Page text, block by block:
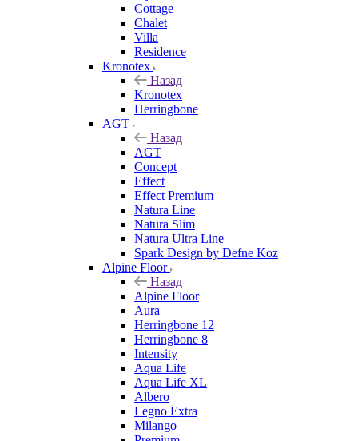
Cottage
Chalet
Villa
Residence
Kronotex
Назад
Kronotex
Herringbone
AGT
Назад
AGT
Concept
Effect
Effect Premium
Natura Line
Natura Slim
Natura Ultra Line
Spark Design by Defne Koz
Alpine Floor
Назад
Alpine Floor
Aura
Herringbone 12
Herringbone 8
Intensity
Aqua Life
Aqua Life XL
Albero
Legno Extra
Milango